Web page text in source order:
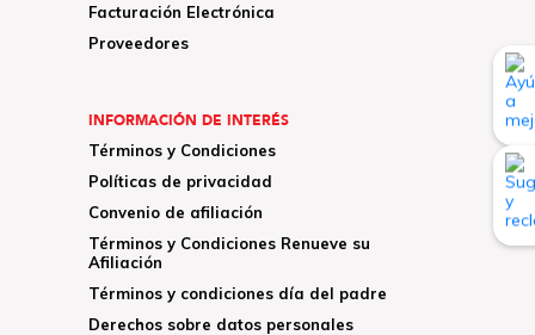
Facturación Electrónica
Proveedores
INFORMACIÓN DE INTERÉS
Términos y Condiciones
Políticas de privacidad
Convenio de afiliación
Términos y Condiciones Renueve su
Afiliación
Términos y condiciones día del padre
Derechos sobre datos personales